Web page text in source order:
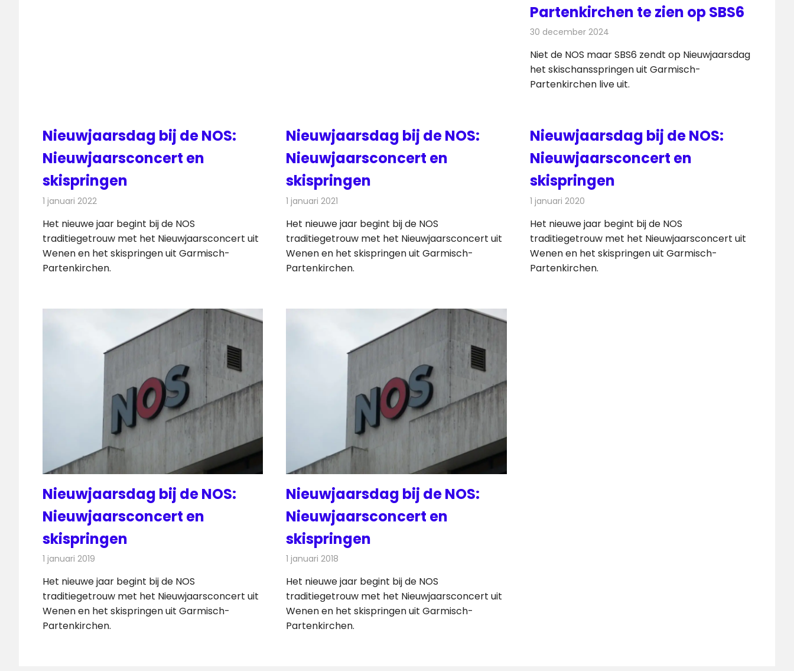
Partenkirchen te zien op SBS6
30 december 2024
Niet de NOS maar SBS6 zendt op Nieuwjaarsdag
het skischansspringen uit Garmisch-
Partenkirchen live uit.
Nieuwjaarsdag bij de NOS:
Nieuwjaarsconcert en
skispringen
1 januari 2022
Het nieuwe jaar begint bij de NOS
traditiegetrouw met het Nieuwjaarsconcert uit
Wenen en het skispringen uit Garmisch-
Partenkirchen.
Nieuwjaarsdag bij de NOS:
Nieuwjaarsconcert en
skispringen
1 januari 2021
Het nieuwe jaar begint bij de NOS
traditiegetrouw met het Nieuwjaarsconcert uit
Wenen en het skispringen uit Garmisch-
Partenkirchen.
Nieuwjaarsdag bij de NOS:
Nieuwjaarsconcert en
skispringen
1 januari 2020
Het nieuwe jaar begint bij de NOS
traditiegetrouw met het Nieuwjaarsconcert uit
Wenen en het skispringen uit Garmisch-
Partenkirchen.
Nieuwjaarsdag bij de NOS:
Nieuwjaarsconcert en
skispringen
1 januari 2019
Het nieuwe jaar begint bij de NOS
traditiegetrouw met het Nieuwjaarsconcert uit
Wenen en het skispringen uit Garmisch-
Partenkirchen.
Nieuwjaarsdag bij de NOS:
Nieuwjaarsconcert en
skispringen
1 januari 2018
Het nieuwe jaar begint bij de NOS
traditiegetrouw met het Nieuwjaarsconcert uit
Wenen en het skispringen uit Garmisch-
Partenkirchen.